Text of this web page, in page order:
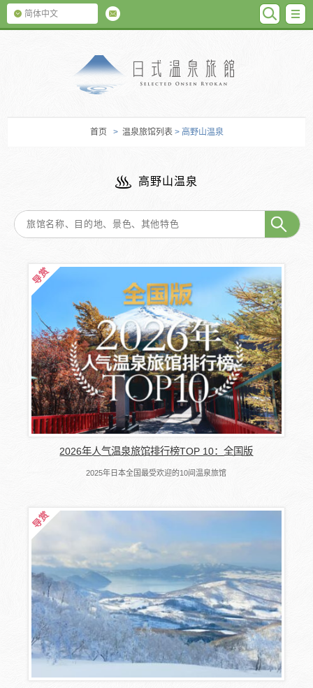
简体中文
首页 > 温泉旅馆列表 > 高野山温泉
高野山温泉
2026年人气温泉旅馆排行榜TOP 10：全国版
2025年日本全国最受欢迎的10间温泉旅馆